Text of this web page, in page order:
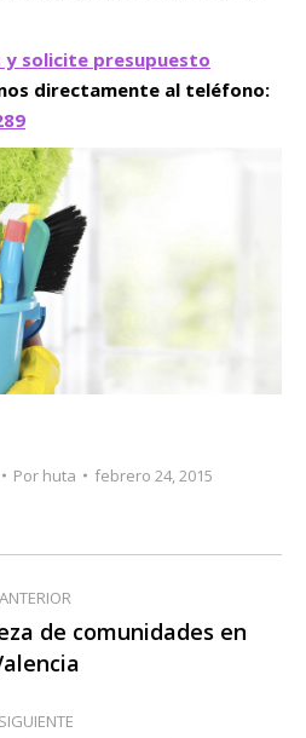
solicite presupuesto
directamente al teléfono:
Por huta febrero 24, 2015
ANTERIOR
Publicación
anterior:
de comunidades en
SIGUIENTE